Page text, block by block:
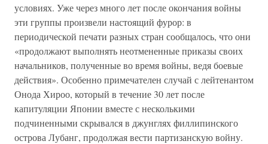
условиях. Уже через много лет после окончания войны
эти группы произвели настоящий фурор: в
периодической печати разных стран сообщалось, что они
«продолжают выполнять неотмененные приказы своих
начальников, полученные во время войны, ведя боевые
действия». Особенно примечателен случай с лейтенантом
Онода Хироо, который в течение 30 лет после
капитуляции Японии вместе с несколькими
подчиненными скрывался в джунглях филлипинского
острова Лубанг, продолжая вести партизанскую войну.